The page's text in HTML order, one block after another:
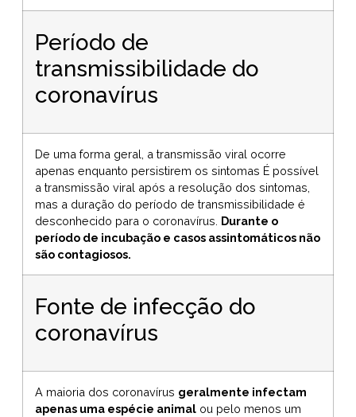
Período de
transmissibilidade do
coronavírus
De uma forma geral, a transmissão viral ocorre
apenas enquanto persistirem os sintomas É possível
a transmissão viral após a resolução dos sintomas,
mas a duração do período de transmissibilidade é
desconhecido para o coronavírus. Durante o
período de incubação e casos assintomáticos não
são contagiosos.
Fonte de infecção do
coronavírus
A maioria dos coronavírus geralmente infectam
apenas uma espécie animal ou pelo menos um